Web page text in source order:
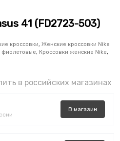
41 (FD2723-503)
кроссовки, Женские кроссовки Nike
фиолетовые, Кроссовки женские Nike,
в российских магазинах
В магазин